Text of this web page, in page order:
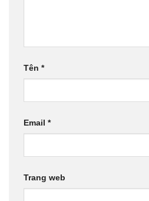
Tên *
Email *
Trang web